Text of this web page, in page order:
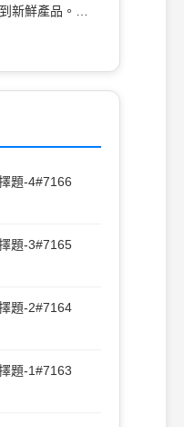
新鮮產品。
題-4#7166
題-3#7165
題-2#7164
題-1#7163